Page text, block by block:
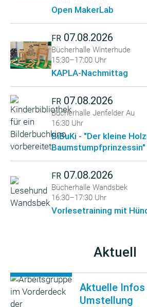
Open MakerLab
FR 07.08.2026
Bücherhalle Winterhude
15:30–17:00 Uhr
KAPLA-Nachmittag
FR 07.08.2026
Bücherhalle Jenfelder Au
16:30 Uhr
BiBuKi - "Der kleine
Baumstumpfprinzessin"
FR 07.08.2026
Bücherhalle Wandsbek
16:30–17:30 Uhr
Vorlesetraining mit
Aktuell
Aktuelle Infos
Umstellung